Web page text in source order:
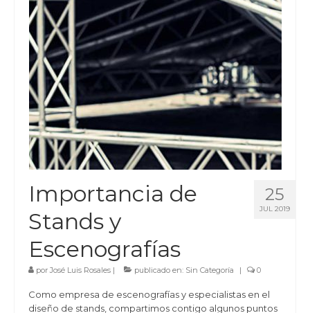
25
JUL 2019
Importancia de
Stands y
Escenografías
porJosé Luis Rosales | publicado en: Sin Categoría | 0
Como empresa de escenografías y especialistas en el
diseño de stands, compartimos contigo algunos puntos